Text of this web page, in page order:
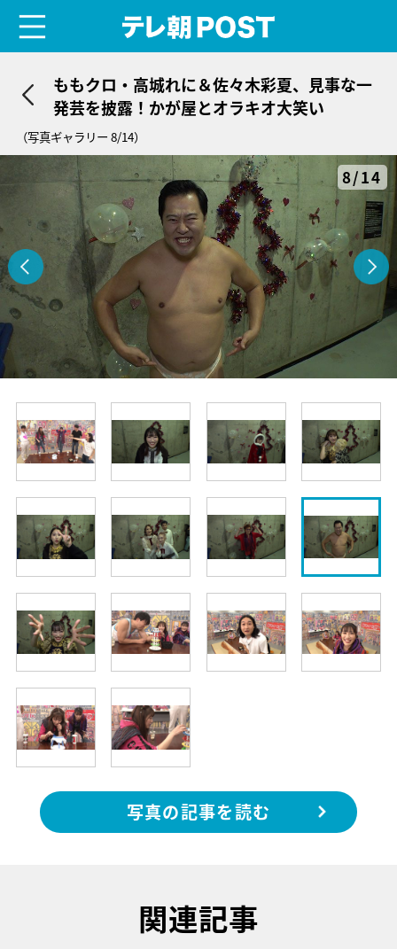
ももクロ・高城れに＆佐々木彩夏、見事な一
発芸を披露！かが屋とオラキオ大笑い
（写真ギャラリー 8/14）
8/14
写真の記事を読む
関連記事